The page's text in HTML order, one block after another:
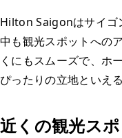
Hilton Saigonはサイゴ
中も観光スポットへの
くにもスムーズで、ホ
ぴったりの立地といえ
近くの観光ス